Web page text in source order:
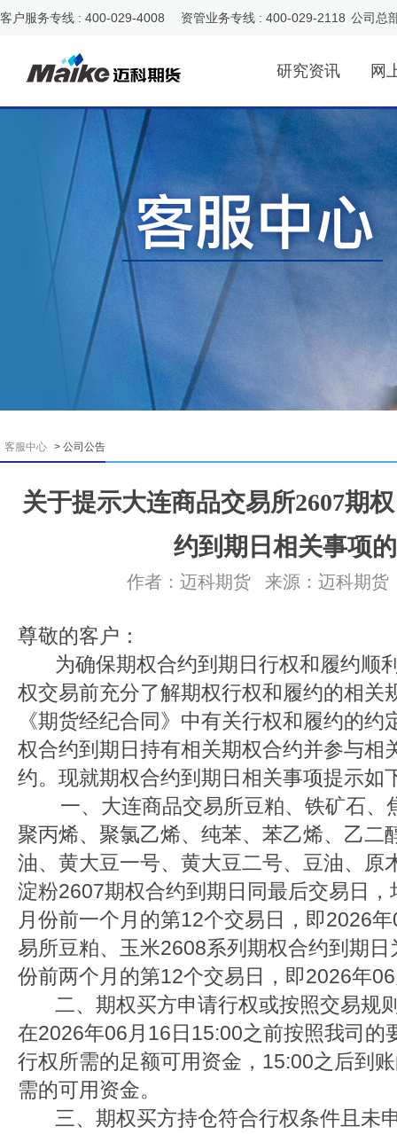
客户服务专线 : 400-029-4008 资管业务专线 : 400-029-2118 公司总
研究资讯 网
客服中心 > 公司公告
关于提示大连商品交易所2607期
约到期日相关事项
作者：迈科期货 来源：迈科期货
尊敬的客户：
为确保期权合约到期日行权和履约顺
权交易前充分了解期权行权和履约的相关
《期货经纪合同》中有关行权和履约的
权合约到期日持有相关期权合约并参与相
约。现就期权合约到期日相关事项提示如
一、大连商品交易所豆粕、铁矿石、
聚丙烯、聚氯乙烯、纯苯、苯乙烯、乙二
油、黄大豆一号、黄大豆二号、豆油、原
淀粉2607期权合约到期日同最后交易日
月份前一个月的第12个交易日，即2026
易所豆粕、玉米2608系列期权合约到期
份前两个月的第12个交易日，即2026年
二、期权买方申请行权或按照交易规
在2026年06月16日15:00之前按照我司的
行权所需的足额可用资金，15:00之后到
需的可用资金。
三、期权买方持仓符合行权条件且未